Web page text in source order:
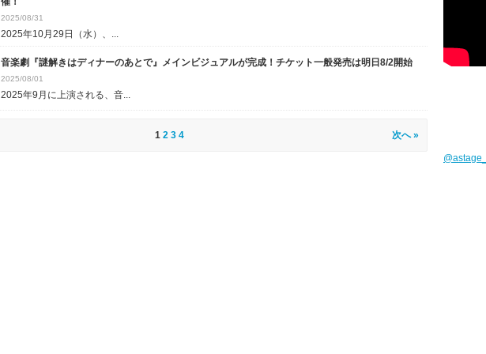
2025/08/31
2025年10月29日（水）、...
音楽劇『謎解きはディナーのあとで』メインビジュアルが完成！チケット一般発売は明日8/2開始
2025/08/01
2025年9月に上演される、音...
1 2 3 4 次へ »